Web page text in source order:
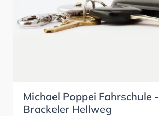
Michael Poppei Fahrschule -
Brackeler Hellweg